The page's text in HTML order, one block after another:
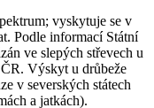
vyskytuje se v
Podle informací Státní
ve slepých střevech u
Výskyt u drůbeže
v severských státech
a jatkách).